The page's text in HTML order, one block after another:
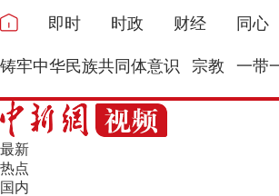
即时 时政 财经 同心
铸牢中华民族共同体意识 宗教 一带
最新
热点
国内